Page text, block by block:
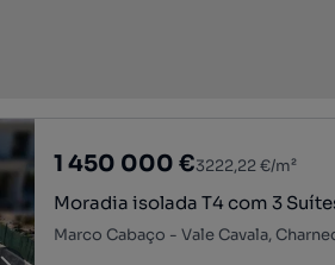
1 450 000 €3222,22 €/m²
Moradia isolada T4 com 3